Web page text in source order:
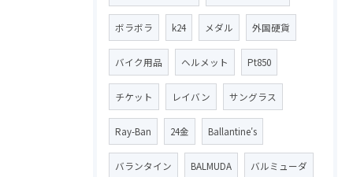
ボラボラ k24 メダル 外国硬貨
バイク用品 ヘルメット Pt850
チケット レイバン サングラス
Ray-Ban 24金 Ballantine′s
バランタイン BALMUDA バルミューダ